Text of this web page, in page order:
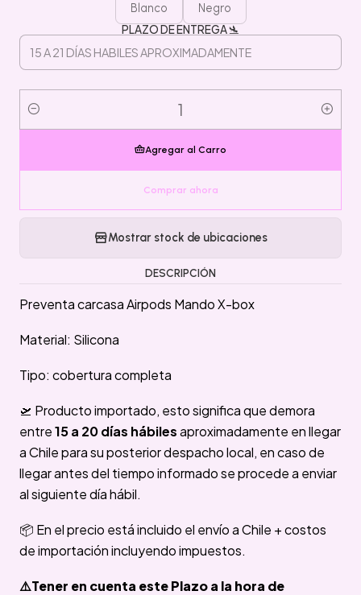
Blanco Negro
PLAZO DE ENTREGA 🛬
Cantidad
Agregar al Carro
Comprar ahora
Mostrar stock de ubicaciones
DESCRIPCIÓN
Preventa carcasa Airpods Mando X-box
Material: Silicona
Tipo: cobertura completa
🛫 Producto importado, esto significa que demora
entre15 a 20 días hábilesaproximadamente en llegar
a Chile para su posterior despacho local, en caso de
llegar antes del tiempo informado se procede a enviar
al siguiente día hábil.
📦 En el precio está incluido el envío a Chile + costos
de importación incluyendo impuestos.
⚠️Tener en cuenta este Plazo a la hora de